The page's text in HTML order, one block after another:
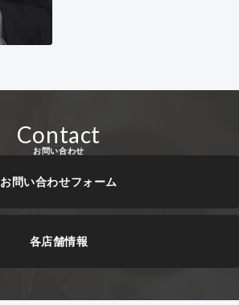
Contact
お問い合わせ
お問い合わせフォーム
各店舗情報